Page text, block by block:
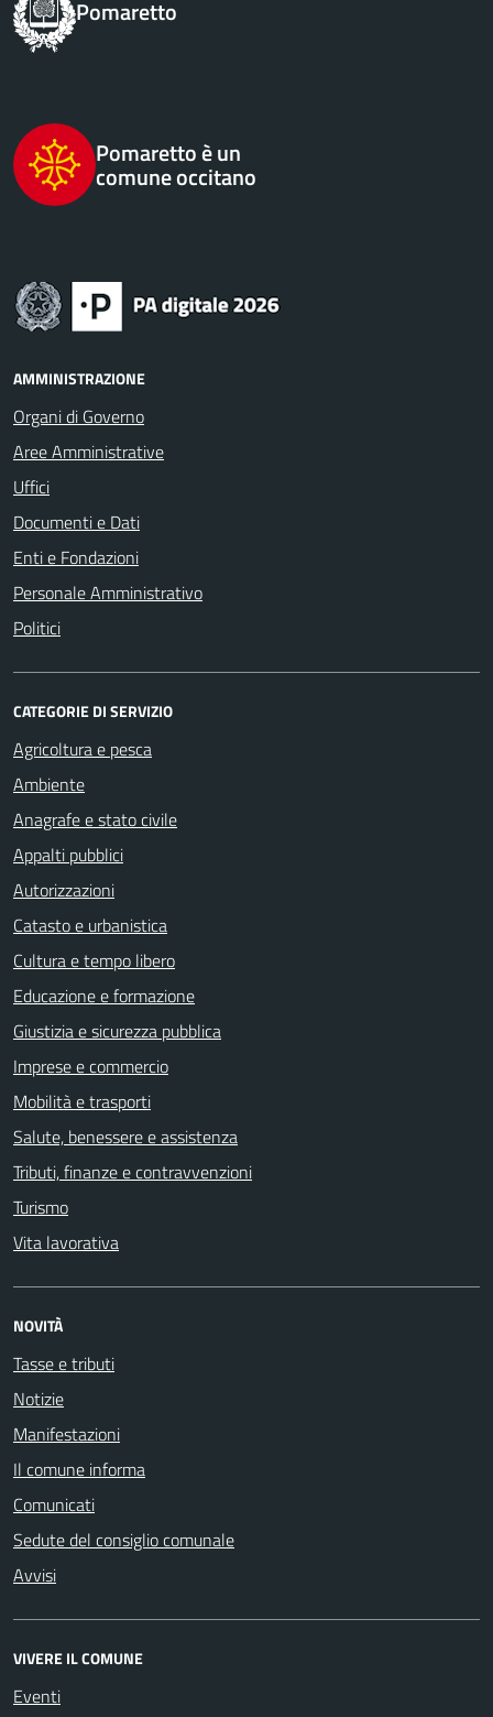
Pomaretto
Pomaretto è un
comune occitano
AMMINISTRAZIONE
Organi di Governo
Aree Amministrative
Uffici
Documenti e Dati
Enti e Fondazioni
Personale Amministrativo
Politici
CATEGORIE DI SERVIZIO
Agricoltura e pesca
Ambiente
Anagrafe e stato civile
Appalti pubblici
Autorizzazioni
Catasto e urbanistica
Cultura e tempo libero
Educazione e formazione
Giustizia e sicurezza pubblica
Imprese e commercio
Mobilità e trasporti
Salute, benessere e assistenza
Tributi, finanze e contravvenzioni
Turismo
Vita lavorativa
NOVITÀ
Tasse e tributi
Notizie
Manifestazioni
Il comune informa
Comunicati
Sedute del consiglio comunale
Avvisi
VIVERE IL COMUNE
Eventi